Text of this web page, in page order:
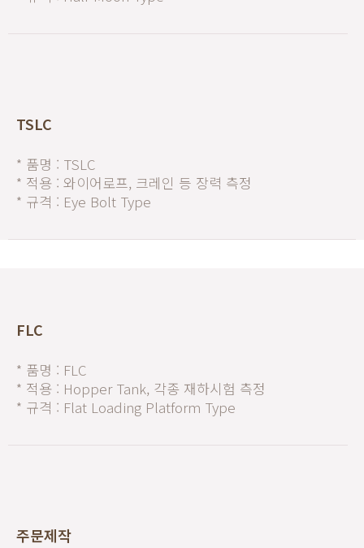
TSLC
* 품명 : TSLC
* 적용 : 와이어로프, 크레인 등 장력 측정
* 규격 : Eye Bolt Type
FLC
* 품명 : FLC
* 적용 : Hopper Tank, 각종 재하시험 측정
* 규격 : Flat Loading Platform Type
주문제작